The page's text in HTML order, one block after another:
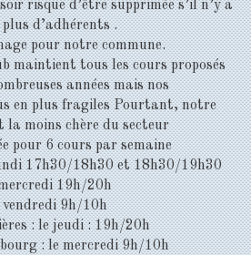
risque d’être supprimée s’il n’y a
plus d’adhérents .
pour notre commune.
maintient tous les cours proposés
années mais nos
en plus fragiles Pourtant, notre
la moins chère du secteur
pour 6 cours par semaine
17h30/18h30 et 18h30/19h30
19h/20h
vendredi 9h/10h
: le jeudi : 19h/20h
: le mercredi 9h/10h